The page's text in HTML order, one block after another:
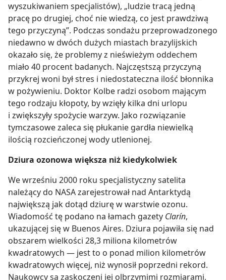
wyszukiwaniem specjalistów), „ludzie tracą jedną
pracę po drugiej, choć nie wiedzą, co jest prawdziwą
tego przyczyną”. Podczas sondażu przeprowadzonego
niedawno w dwóch dużych miastach brazylijskich
okazało się, że problemy z nieświeżym oddechem
miało 40 procent badanych. Najczęstszą przyczyną
przykrej woni był stres i niedostateczna ilość błonnika
w pożywieniu. Doktor Kolbe radzi osobom mającym
tego rodzaju kłopoty, by wzięły kilka dni urlopu
i zwiększyły spożycie warzyw. Jako rozwiązanie
tymczasowe zaleca się płukanie gardła niewielką
ilością rozcieńczonej wody utlenionej.
Dziura ozonowa większa niż kiedykolwiek
We wrześniu 2000 roku specjalistyczny satelita
należący do NASA zarejestrował nad Antarktydą
największą jak dotąd dziurę w warstwie ozonu.
Wiadomość tę podano na łamach gazety Clarín,
ukazującej się w Buenos Aires. Dziura pojawiła się nad
obszarem wielkości 28,3 miliona kilometrów
kwadratowych — jest to o ponad milion kilometrów
kwadratowych więcej, niż wynosił poprzedni rekord.
Naukowcy są zaskoczeni jej olbrzymimi rozmiarami.